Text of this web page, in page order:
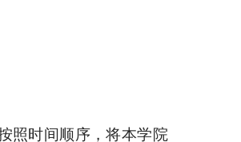
照时间顺序，将本学院